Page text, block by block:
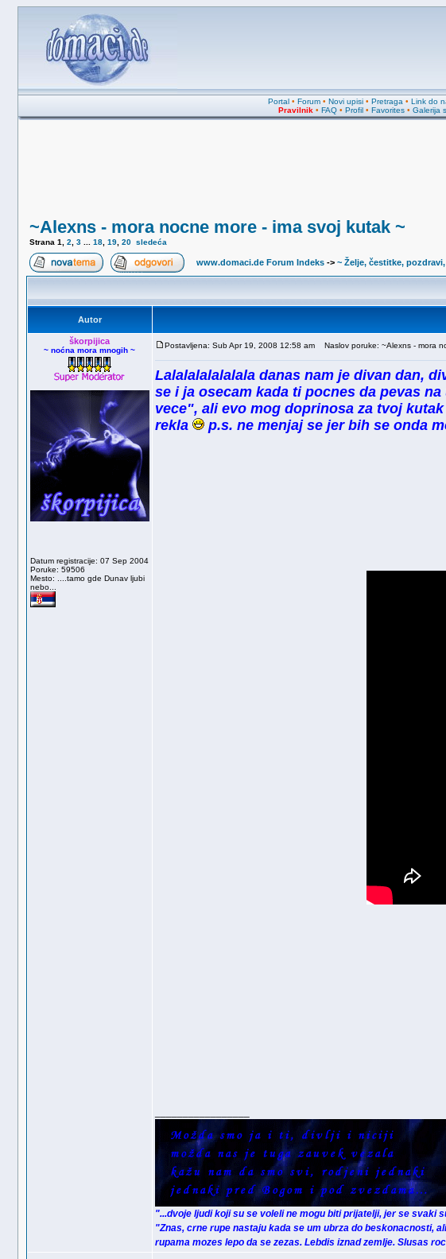
Portal• Forum• Novi upisi• Pretraga • Link do
Pravilnik • FAQ • Profil • Favorites • Galerija
~Alexns - mora nocne more - ima svoj kutak ~
Strana 1 2 3... 18, 19, 20 sledeća
www.domaci.de Forum Indeks-> ~ Želje, čestitke,
Autor
škorpijica
~ noćna mora mnogih ~
Datum registracije: 07 Sep 2004
Poruke: 59506
Mesto: ....tamo gde Dunav ljubi
nebo...
Postavljena: Sub Apr 19, 2008 12:58 am Naslov poruke: ~Alexns - mora
Lalalalalalalala danas nam je divan dan,
se i ja osecam kada ti pocnes da pevas na
vece", ali evo mog doprinosa za tvoj kutak
rekla
p.s. ne menjaj se jer bih se onda
"...dvoje ljudi koji su se voleli ne mogu biti prijatelji, jer se svaki
"Znas, crne rupe nastaju kada se um ubrza do beskonacnosti,
rupama mozes lepo da se zezas. Lebdis iznad zemlje. Slusas